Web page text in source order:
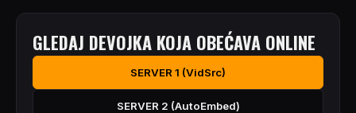
GLEDAJ DEVOJKA KOJA OBEĆAVA ONLINE
SERVER 1 (VidSrc)
SERVER 2 (AutoEmbed)